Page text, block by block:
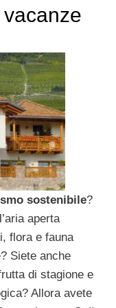
sostenibile?
aperta
flora e fauna
Siete anche
di stagione e
Allora avete